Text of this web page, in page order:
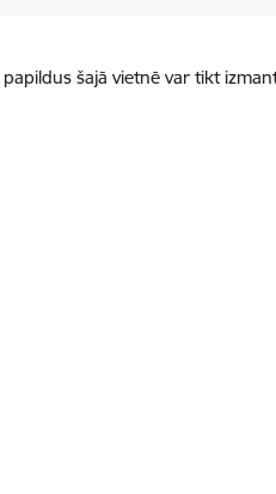
šajā vietnē var tikt